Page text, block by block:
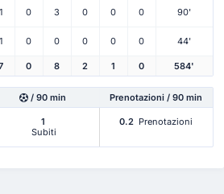
1 0 3 0 0 0 90'
1 0 0 0 0 0 44'
0 8 2 1 0 584'
/ 90 min Prenotazioni / 90 min
1
Subiti
0.2 Prenotazioni